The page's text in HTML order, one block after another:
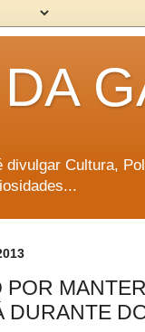
divulgar Cultura,
POR
DURANTE